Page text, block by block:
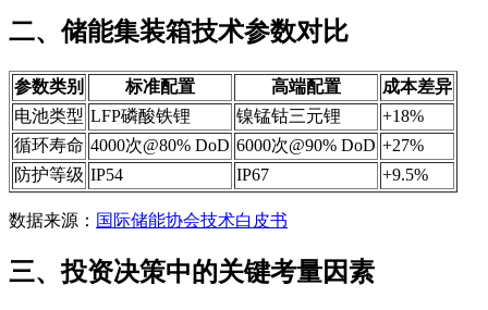
二、储能集装箱技术参数对比
参数类别 标准配置 高端配置
成本差异
电池类型 LFP磷酸铁锂 镍锰钴三元锂
+18%
循环寿命 4000次@80% DoD 6000次@90% DoD +27%
防护等级 IP54 IP67 +9.5%
数据来源： 国际储能协会技术白皮书
三、投资决策中的关键考量因素